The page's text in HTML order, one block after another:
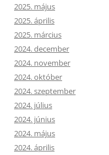
2025. május
2025. április
2025. március
2024. december
2024. november
2024. október
2024. szeptember
2024. július
2024. június
2024. május
2024. április